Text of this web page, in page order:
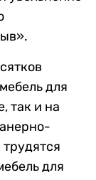
для
так и на
для